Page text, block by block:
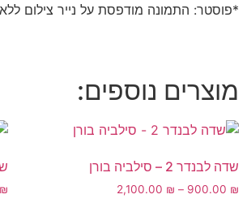
*פוסטר: התמונה מודפסת על נייר צילום
מוצרים נוספים:
שדה לבנדר 2 – סילביה בורן
900.00 ₪
–
2,100.00 ₪
₪